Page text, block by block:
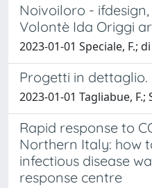
Noivoiloro -
Volontè Ida Origgi
2023-01-01 Speciale, F.;
Progetti in
2023-01-01 Tagliabue, F.;
Rapid response to
Northern Italy: how
infectious disease
response centre